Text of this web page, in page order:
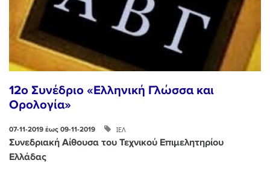
12ο Συνέδριο «Ελληνική Γλώσσα και
Ορολογία»
07-11-2019 έως 09-11-2019 ΙΕΛ
Συνεδριακή Αίθουσα του Τεχνικού Επιμελητηρίου
Ελλάδας